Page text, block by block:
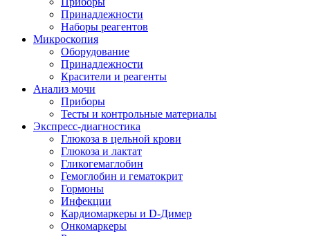
Принадлежности
Наборы реагентов
Микроскопия
Оборудование
Принадлежности
Красители и реагенты
Анализ мочи
Приборы
Тесты и контрольные материалы
Экспресс-диагностика
Глюкоза в цельной крови
Глюкоза и лактат
Гликогемаглобин
Гемоглобин и гематокрит
Гормоны
Инфекции
Кардиомаркеры и D-Димер
Онкомаркеры